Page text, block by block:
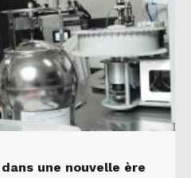
une nouvelle ère